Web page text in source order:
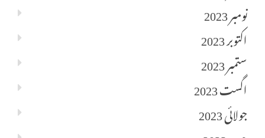
نومبر 2023
اکتوبر 2023
ستمبر 2023
اگست 2023
جولائی 2023